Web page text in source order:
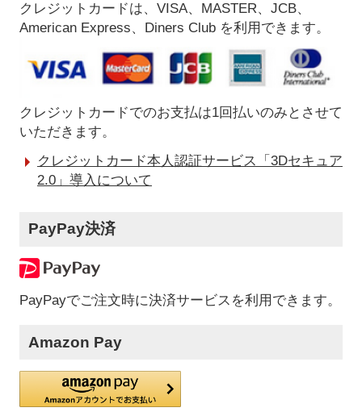
クレジットカードは、VISA、MASTER、JCB、
American Express、Diners Club を利用できます。
クレジットカードでのお支払は1回払いのみとさせて
いただきます。
クレジットカード本人認証サービス「3Dセキュア
2.0」導入について
PayPay決済
PayPayでご注文時に決済サービスを利用できます。
Amazon Pay